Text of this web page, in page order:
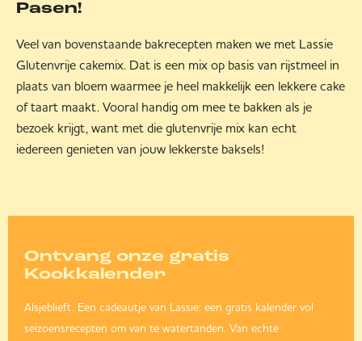
Pasen!
Veel van bovenstaande bakrecepten maken we met Lassie
Glutenvrije cakemix. Dat is een mix op basis van rijstmeel in
plaats van bloem waarmee je heel makkelijk een lekkere cake
of taart maakt. Vooral handig om mee te bakken als je
bezoek krijgt, want met die glutenvrije mix kan echt
iedereen genieten van jouw lekkerste baksels!
Ontvang onze gratis
Kookkalender
Alsjeblieft. Een cadeautje van Lassie: een gratis kalender vol
seizoensrecepten om van te watertanden. Van echte